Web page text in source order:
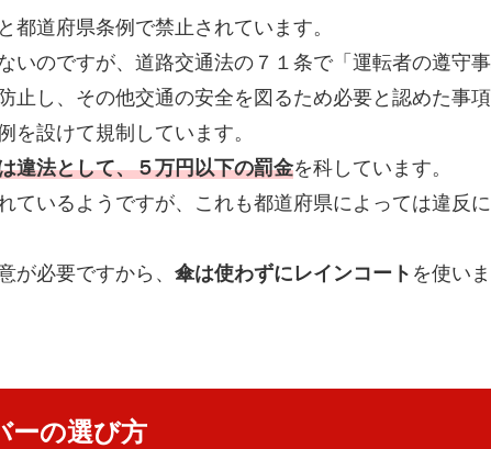
都道府県条例で禁止されています。
のですが、道路交通法の７１条で「運転者の遵守事
止し、その他交通の安全を図るため必要と認めた事
を設けて規制しています。
違法として、５万円以下の罰金を科しています。
ているようですが、これも都道府県によっては違反
が必要ですから、 傘は使わずにレインコート を使い
ーの選び方